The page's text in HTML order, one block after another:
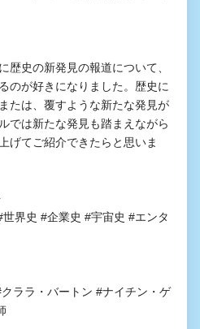
歴史の新発見の報道について、
のが好きになりました。歴史に
たは、覆すような新たな発見が
では新たな発見も踏まえながら
げてご紹介できたらと思いま
界史 #企業史 #宇宙史 #エンタ
ララ・バートン #ナイチン・ゲ